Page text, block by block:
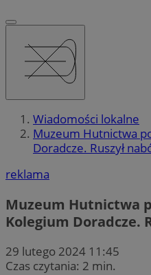
Wiadomości lokalne
Muzeum Hutnictwa
Doradcze. Ruszył
reklama
Muzeum Hutnictwa
Kolegium Doradcze.
29 lutego 2024 11:45
Czas czytania: 2 min.